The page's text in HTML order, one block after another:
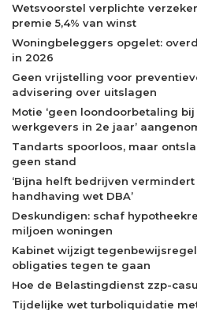
Wetsvoorstel verplichte
premie 5,4% van winst
Woningbeleggers opgelet:
in 2026
Geen vrijstelling voor
advisering over uitslagen
Motie ‘geen loondoorbetaling
werkgevers in 2e jaar’
Tandarts spoorloos, maar
geen stand
‘Bijna helft bedrijven vermindert
handhaving wet DBA’
Deskundigen: schaf
miljoen woningen
Kabinet wijzigt
obligaties tegen te gaan
Hoe de Belastingdienst zzp-
Tijdelijke wet turboliquidatie